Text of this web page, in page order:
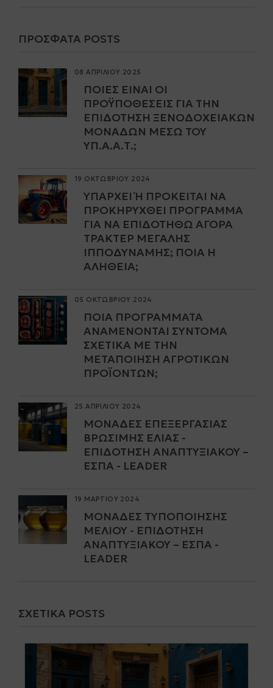
ΠΡΌΣΦΑΤΑ POSTS
08 ΑΠΡΙΛΙΟΥ 2025
ΠΟΙΕΣ ΕΊΝΑΙ ΟΙ
ΠΡΟΫΠΟΘΈΣΕΙΣ ΓΙΑ ΤΗΝ
ΕΠΙΔΌΤΗΣΗ ΞΕΝΟΔΟΧΕΙΑΚΏΝ
ΜΟΝΆΔΩΝ ΜΈΣΩ ΤΟΥ
ΥΠ.Α.Α.Τ.;
19 ΟΚΤΩΒΡΙΟΥ 2024
ΥΠΆΡΧΕΙ Ή ΠΡΌΚΕΙΤΑΙ ΝΑ Π
ΡΟΚΗΡΥΧΘΕΊ ΠΡΌΓΡΑΜΜΑ Γ
ΙΑ ΝΑ ΕΠΙΔΟΤΗΘΏ ΑΓΟΡΆ Τ
ΡΑΚΤΈΡ ΜΕΓΆΛΗΣ Ι
ΠΠΟΔΎΝΑΜΗΣ; ΠΟΙΑ Η Α
ΛΉΘΕΙΑ;
05 ΟΚΤΩΒΡΙΟΥ 2024
ΠΟΙΑ ΠΡΟΓΡΆΜΜΑΤΑ
ΑΝΑΜΈΝΟΝΤΑΙ ΣΎΝΤΟΜΑ
ΣΧΕΤΙΚΆ ΜΕ ΤΗΝ
ΜΕΤΑΠΟΊΗΣΗ ΑΓΡΟΤΙΚΏΝ
ΠΡΟΪΌΝΤΩΝ;
25 ΑΠΡΙΛΙΟΥ 2024
ΜΟΝΆΔΕΣ ΕΠΕΞΕΡΓΑΣΊΑΣ
ΒΡΏΣΙΜΗΣ ΕΛΙΆΣ -
ΕΠΙΔΌΤΗΣΗ ΑΝΑΠΤΥΞΙΑΚΟΎ –
ΕΣΠΑ - LEADER
19 ΜΑΡΤΙΟΥ 2024
ΜΟΝΆΔΕΣ ΤΥΠΟΠΟΊΗΣΗΣ
ΜΕΛΙΟΎ - ΕΠΙΔΌΤΗΣΗ
ΑΝΑΠΤΥΞΙΑΚΟΎ – ΕΣΠΑ -
LEADER
ΣΧΕΤΙΚΆ POSTS